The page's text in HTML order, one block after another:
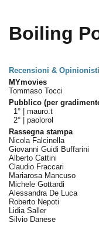
Boiling
Recensioni & Opinionisti
MYmovies
Tommaso Tocci
Pubblico (per
1° | mauro.t
2° | paolorol
Rassegna stampa
Nicola Falcinella
Giovanni Guidi Buffarini
Alberto Cattini
Claudio Fraccari
Mariarosa Mancuso
Michele Gottardi
Alessandra De Luca
Roberto Nepoti
Lidia Saller
Silvio Danese